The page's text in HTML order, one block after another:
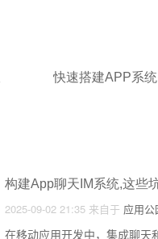
快速搭建APP系
构建App聊天IM系统,这些
2025-09-02 21:35 来自于 应用公
在移动应用开发中，集成聊天